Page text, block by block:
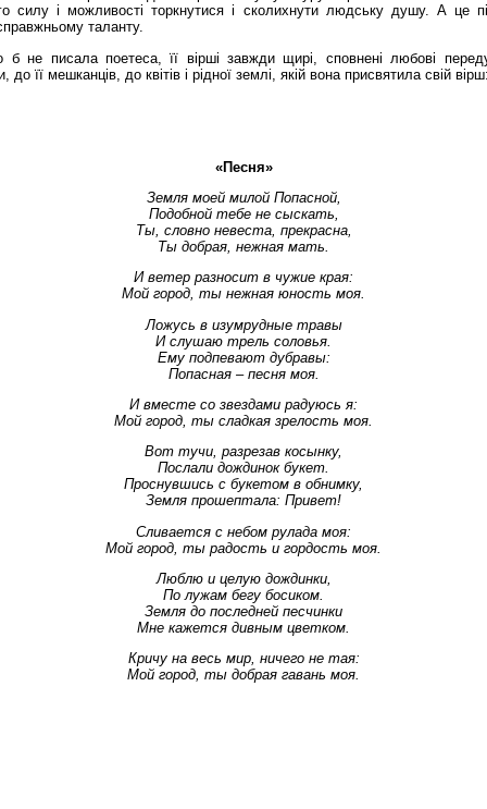
силу і можливості торкнутися і сколихнути людську душу. А це
таланту.
не писала поетеса, її вірші завжди щирі, сповнені любові
до її мешканців, до квітів і рідної землі, якій вона присвятила свій
«Песня»
Земля моей милой Попасной,
Подобной тебе не сыскать,
Ты, словно невеста, прекрасна,
Ты добрая, нежная мать.
И ветер разносит в чужие края:
Мой город, ты нежная юность моя.
Ложусь в изумрудные травы
И слушаю трель соловья.
Ему подпевают дубравы:
Попасная – песня моя.
И вместе со звездами радуюсь я:
Мой город, ты сладкая зрелость моя.
Вот тучи, разрезав косынку,
Послали дождинок букет.
Проснувшись с букетом в обнимку,
Земля прошептала: Привет!
Сливается с небом рулада моя:
Мой город, ты радость и гордость моя.
Люблю и целую дождинки,
По лужам бегу босиком.
Земля до последней песчинки
Мне кажется дивным цветком.
Кричу на весь мир, ничего не тая:
Мой город, ты добрая гавань моя.